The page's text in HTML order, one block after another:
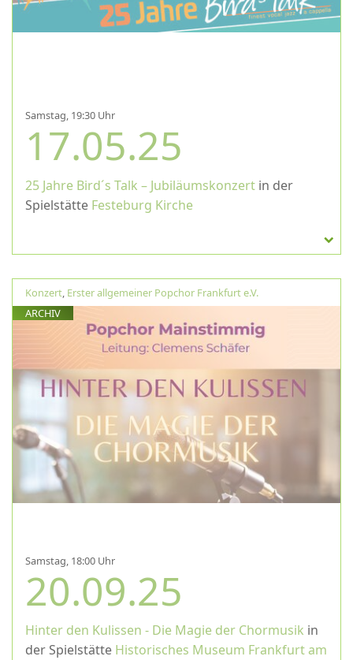
Samstag, 19:30 Uhr
17.05.25
25 Jahre Bird´s Talk – Jubiläumskonzert in der
Spielstätte Festeburg Kirche
Konzert, Erster allgemeiner Popchor Frankfurt e.V.
ARCHIV
Samstag, 18:00 Uhr
20.09.25
Hinter den Kulissen - Die Magie der Chormusik in
der Spielstätte Historisches Museum Frankfurt am